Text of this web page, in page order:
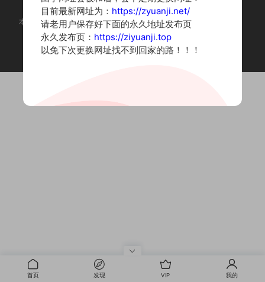
本站为摄影写真图片网站，内容来自网络收集整理，仅作个人学习使用。
如有违法内容请联系删除
Copyright © 2022 资源集
首页 发现 VIP 我的
目前最新网址为： https://zyuanji.net/
请老用户保存好下面的永久地址发布页
永久发布页： https://ziyuanji.top
以免下次更换网址找不到回家的路！！！